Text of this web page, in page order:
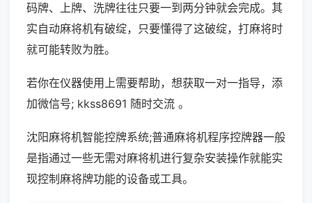
码牌、上牌、洗牌往往只要一到两分钟就会完成。其
实自动麻将机有破绽，只要懂得了这破绽，打麻将时
就可能转败为胜。
若你在仪器使用上需要帮助，想获取一对一指导，添
加微信号; kkss8691 随时交流 。
沈阳麻将机智能控牌系统;普通麻将机程序控牌器一般
是指通过一些无需对麻将机进行复杂安装操作就能实
现控制麻将牌功能的设备或工具。